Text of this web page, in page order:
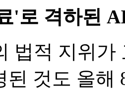
'로 격하된
법적 지위가
된 것도 올해